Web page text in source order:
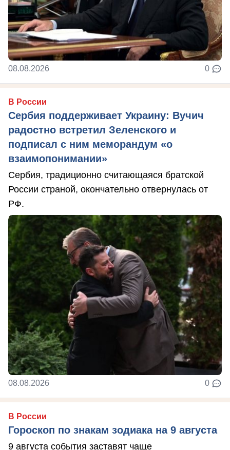
08.08.2026 0
В России
Сербия поддерживает Украину: Вучич
радостно встретил Зеленского и
подписал с ним меморандум «о
взаимопонимании»
Сербия, традиционно считающаяся братской
России страной, окончательно отвернулась от
РФ.
08.08.2026 0
В России
Гороскоп по знакам зодиака на 9 августа
9 августа события заставят чаще